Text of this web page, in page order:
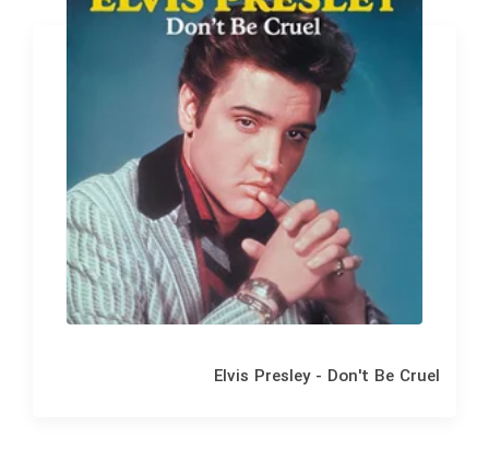
Elvis Presley - Don't Be Cruel